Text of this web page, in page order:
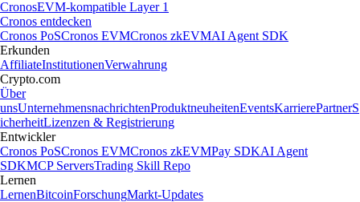
CronosEVM-kompatible Layer 1
Cronos entdecken
Cronos PoSCronos EVMCronos zkEVMAI Agent SDK
Erkunden
AffiliateInstitutionenVerwahrung
Crypto.com
Über
unsUnternehmensnachrichtenProduktneuheitenEventsKarrierePartnerS
icherheitLizenzen & Registrierung
Entwickler
Cronos PoSCronos EVMCronos zkEVMPay SDKAI Agent
SDKMCP ServersTrading Skill Repo
Lernen
LernenBitcoinForschungMarkt-Updates